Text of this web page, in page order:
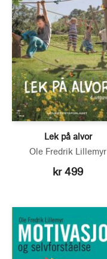
Lek på alvor
Ole Fredrik Lillemyr
kr 499